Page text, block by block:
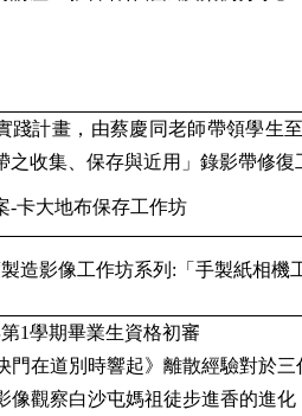
踐計畫，由蔡慶同老師帶領學生
之收集、保存與近用」錄影帶修復
-卡大地布保存工作坊
造影像工作坊系列 : 「手製紙相機
1學期畢業生資格初審
門在道別時響起》離散經驗對於
像觀察白沙屯媽祖徒步進香的進化